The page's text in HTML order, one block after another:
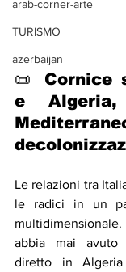
arab-corner-arte
TURISMO
azerbaijan
📜 Cornice
e
Le relazioni tra
le radici in un
abbia mai avuto
diretto in